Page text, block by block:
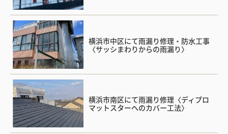
横浜市中区にて雨漏り修理・防水工事
〈サッシまわりからの雨漏り〉
横浜市南区にて雨漏り修理〈ディプロ
マットスターへのカバー工法〉